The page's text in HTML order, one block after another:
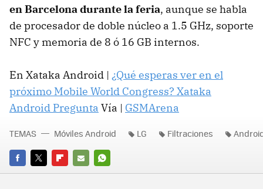
en Barcelona durante la feria, aunque se habla
de procesador de doble núcleo a 1.5 GHz, soporte
NFC y memoria de 8 ó 16 GB internos.
En Xataka Android | ¿Qué esperas ver en el
próximo Mobile World Congress? Xataka
Android Pregunta Vía | GSMArena
FACEBOOK
TWITTERFLIPBOARD
E-
WHATSAPP
TEMAS Móviles Android LG Filtraciones